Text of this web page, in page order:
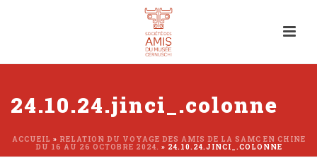
24.10.24.jinci_.colonne
ACCUEIL » RELATION DU VOYAGE DES AMIS DE LA SAMC EN CHINE
DU 16 AU 26 OCTOBRE 2024. » 24.10.24.JINCI_.COLONNE